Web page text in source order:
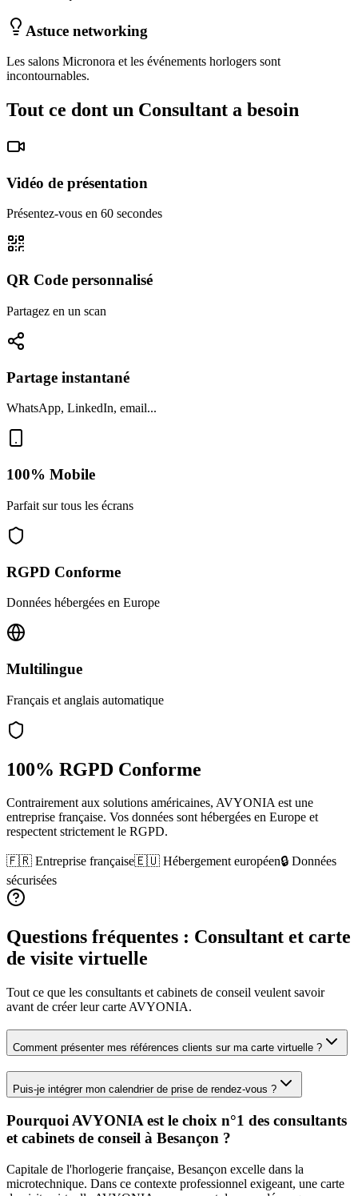
Astuce networking
Les salons Micronora et les événements horlogers sont
incontournables.
Tout ce dont un Consultant a besoin
Vidéo de présentation
Présentez-vous en 60 secondes
QR Code personnalisé
Partagez en un scan
Partage instantané
WhatsApp, LinkedIn, email...
100% Mobile
Parfait sur tous les écrans
RGPD Conforme
Données hébergées en Europe
Multilingue
Français et anglais automatique
100% RGPD Conforme
Contrairement aux solutions américaines, AVYONIA est une
entreprise française. Vos données sont hébergées en Europe et
respectent strictement le RGPD.
🇫🇷 Entreprise française🇪🇺 Hébergement européen🔒 Données
sécurisées
Questions fréquentes : Consultant et carte
de visite virtuelle
Tout ce que les consultants et cabinets de conseil veulent savoir
avant de créer leur carte AVYONIA.
Comment présenter mes références clients sur ma carte virtuelle ?
Puis-je intégrer mon calendrier de prise de rendez-vous ?
Pourquoi AVYONIA est le choix n°1 des consultants
et cabinets de conseil à Besançon ?
Capitale de l'horlogerie française, Besançon excelle dans la
microtechnique. Dans ce contexte professionnel exigeant, une carte